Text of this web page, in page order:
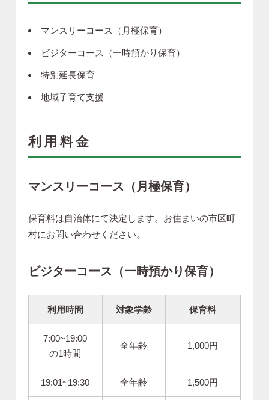
マンスリーコース（月極保育）
ビジターコース（一時預かり保育）
特別延長保育
地域子育て支援
利用料金
マンスリーコース（月極保育）
保育料は自治体にて決定します。お住まいの市区町
村にお問い合わせください。
ビジターコース（一時預かり保育）
利用時間 対象学齢 保育料
7:00~19:00
の1時間
全年齢 1,000円
19:01~19:30 全年齢 1,500円